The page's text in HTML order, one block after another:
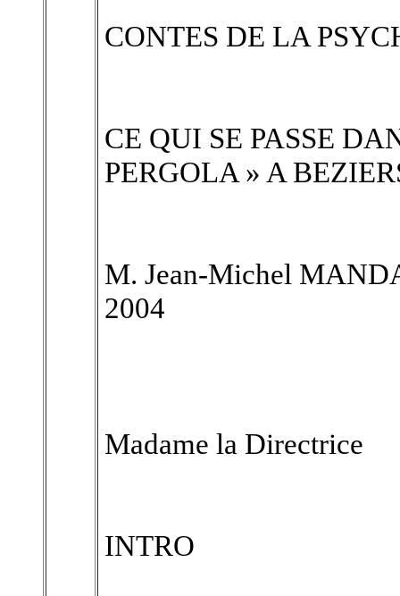
CONTES DE LA
CE QUI SE PASSE
PERGOLA » A
M. Jean-Michel
2004
Madame la Directrice
INTRO